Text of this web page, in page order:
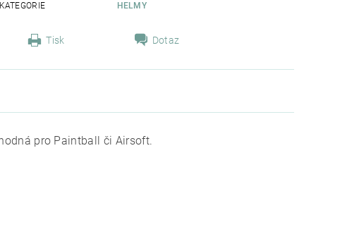
KATEGORIE
HELMY
Tisk Dotaz
pro Paintball či Airsoft.